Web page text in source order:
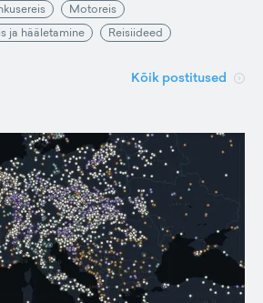
Motoreis
ja hääletamine
Reisiideed
Kõik postitused